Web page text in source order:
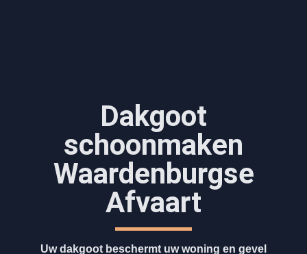
Dakgoot
schoonmaken​
Waardenburgse
Afvaart
Uw dakgoot beschermt uw woning en gevel